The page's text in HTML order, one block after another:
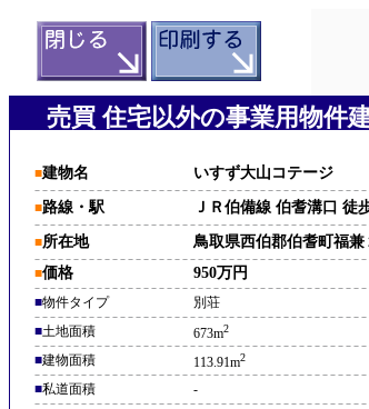
売買 住宅以外の事業用物件
■建物名 いすず大山コテージ
■路線・駅 ＪＲ伯備線 伯耆溝口 徒
■所在地 鳥取県西伯郡伯耆町福兼
■価格 950万円
■物件タイプ 別荘
■土地面積 673m2
■建物面積 113.91m2
■私道面積 -